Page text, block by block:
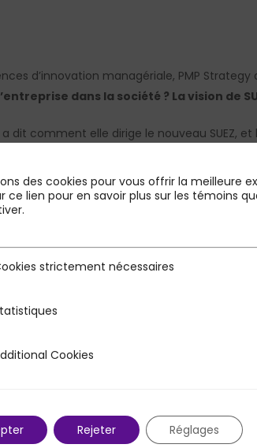
d’innovation managériale, PMP
dans la société ? La vision de
dit comment elle dirige le nouveau SUEZ,
auteur de « Le capitalisme woke »
et si l’on risque de privatiser
des cookies pour vous offrir la meilleure
ce lien pour en savoir plus sur les témoins
nécessaires
strictement nécessaires
Cookies
Rejeter Réglages